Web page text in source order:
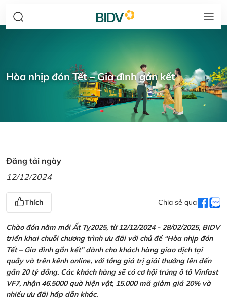
Hòa nhịp đón Tết – Gia đình gắn kết
Đăng tải ngày
12/12/2024
Thích Chia sẻ qua
Chào đón năm mới Ất Tỵ2025, từ 12/12/2024 - 28/02/2025, BIDV
triển khai chuỗi chương trình ưu đãi với chủ đề “Hòa nhịp đón
Tết – Gia đình gắn kết” dành cho khách hàng giao dịch tại
quầy và trên kênh online, với tổng giá trị giải thưởng lên đến
gần 20 tỷ đồng. Các khách hàng sẽ có cơ hội trúng ô tô Vinfast
VF7, nhận 46.5000 quà hiện vật, 15.000 mã giảm giá 20% và
nhiều ưu đãi hấp dẫn khác.